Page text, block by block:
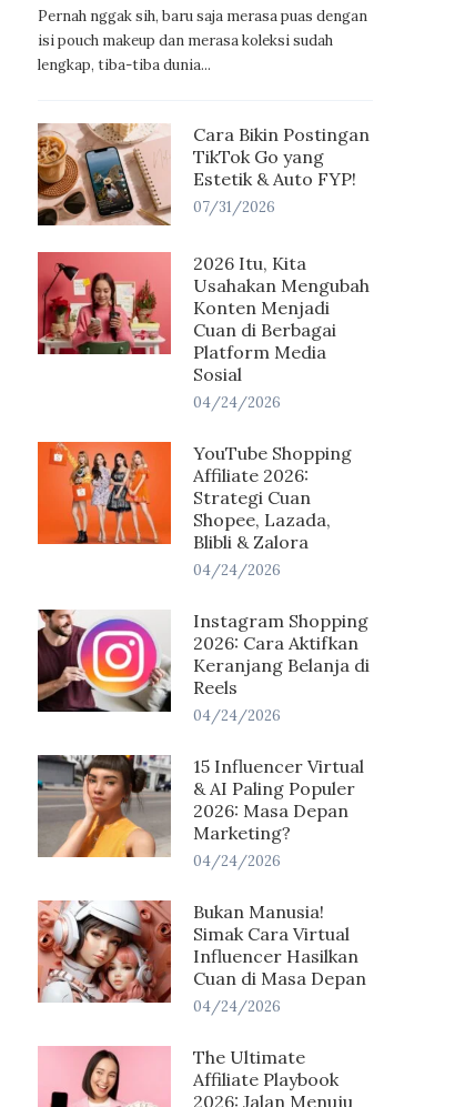
Pernah nggak sih, baru saja merasa puas dengan
isi pouch makeup dan merasa koleksi sudah
lengkap, tiba-tiba dunia...
Cara Bikin Postingan
TikTok Go yang
Estetik & Auto FYP!
07/31/2026
2026 Itu, Kita
Usahakan Mengubah
Konten Menjadi
Cuan di Berbagai
Platform Media
Sosial
04/24/2026
YouTube Shopping
Affiliate 2026:
Strategi Cuan
Shopee, Lazada,
Blibli & Zalora
04/24/2026
Instagram Shopping
2026: Cara Aktifkan
Keranjang Belanja di
Reels
04/24/2026
15 Influencer Virtual
& AI Paling Populer
2026: Masa Depan
Marketing?
04/24/2026
Bukan Manusia!
Simak Cara Virtual
Influencer Hasilkan
Cuan di Masa Depan
04/24/2026
The Ultimate
Affiliate Playbook
2026: Jalan Menuju